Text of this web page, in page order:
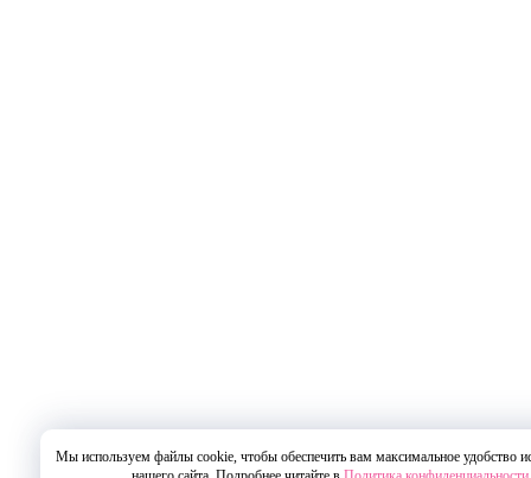
Мы используем файлы cookie, чтобы обеспечить вам максимальное удобство